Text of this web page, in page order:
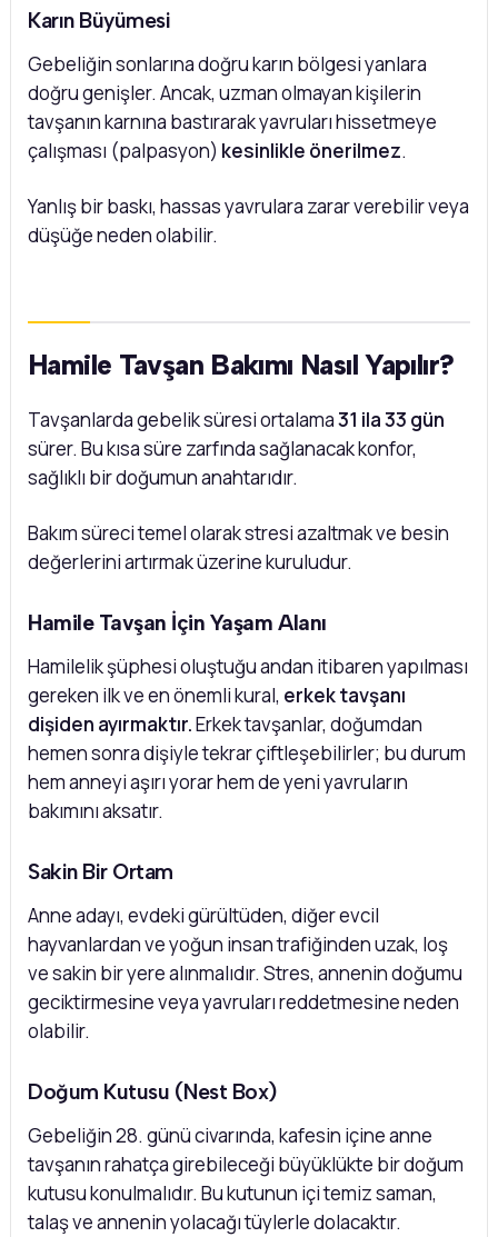
Karın Büyümesi
Gebeliğin sonlarına doğru karın bölgesi yanlara
doğru genişler. Ancak, uzman olmayan kişilerin
tavşanın karnına bastırarak yavruları hissetmeye
çalışması (palpasyon) kesinlikle önerilmez.
Yanlış bir baskı, hassas yavrulara zarar verebilir veya
düşüğe neden olabilir.
Hamile Tavşan Bakımı Nasıl Yapılır?
Tavşanlarda gebelik süresi ortalama31 ila 33 gün
sürer. Bu kısa süre zarfında sağlanacak konfor,
sağlıklı bir doğumun anahtarıdır.
Bakım süreci temel olarak stresi azaltmak ve besin
değerlerini artırmak üzerine kuruludur.
Hamile Tavşan İçin Yaşam Alanı
Hamilelik şüphesi oluştuğu andan itibaren yapılması
gereken ilk ve en önemli kural, erkek tavşanı
dişiden ayırmaktır.Erkek tavşanlar, doğumdan
hemen sonra dişiyle tekrar çiftleşebilirler; bu durum
hem anneyi aşırı yorar hem de yeni yavruların
bakımını aksatır.
Sakin Bir Ortam
Anne adayı, evdeki gürültüden, diğer evcil
hayvanlardan ve yoğun insan trafiğinden uzak, loş
ve sakin bir yere alınmalıdır. Stres, annenin doğumu
geciktirmesine veya yavruları reddetmesine neden
olabilir.
Doğum Kutusu (Nest Box)
Gebeliğin 28. günü civarında, kafesin içine anne
tavşanın rahatça girebileceği büyüklükte bir doğum
kutusu konulmalıdır. Bu kutunun içi temiz saman,
talaş ve annenin yolacağı tüylerle dolacaktır.